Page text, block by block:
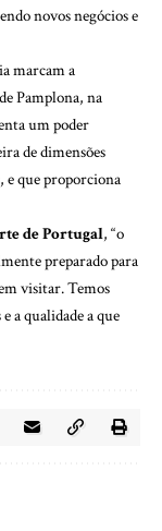
novos negócios e
marcam a
Pamplona, na
um poder
de dimensões
e que proporciona
de Portugal, “o
preparado para
visitar. Temos
a qualidade a que